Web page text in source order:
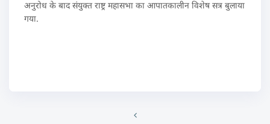
अनुरोध के बाद संयुक्त राष्ट्र महासभा का आपातकालीन विशेष सत्र बुलाया
गया.